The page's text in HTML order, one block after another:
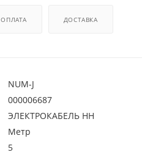
ОПЛАТА ДОСТАВКА
NUM-J
000006687
ЭЛЕКТРОКАБЕЛЬ НН
Метр
5